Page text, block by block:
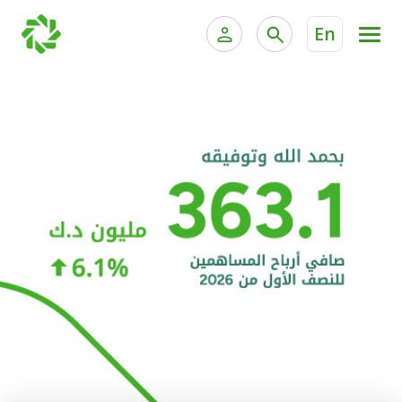
En
الخدمات المصرفية الإلكترونية للشركات
خدمة "بيتك" للتداول الإلكتروني
الحسابات المصرفية
البطاقات
"برامج العملاء"